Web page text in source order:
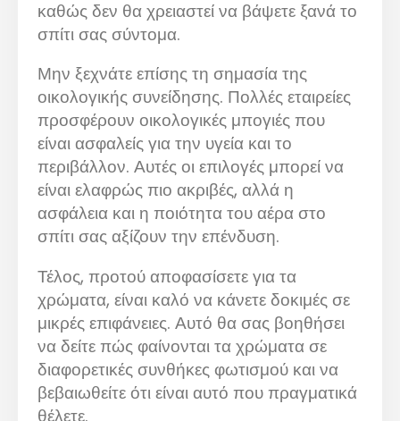
καθώς δεν θα χρειαστεί να βάψετε ξανά το
σπίτι σας σύντομα.
Μην ξεχνάτε επίσης τη σημασία της
οικολογικής συνείδησης. Πολλές εταιρείες
προσφέρουν οικολογικές μπογιές που
είναι ασφαλείς για την υγεία και το
περιβάλλον. Αυτές οι επιλογές μπορεί να
είναι ελαφρώς πιο ακριβές, αλλά η
ασφάλεια και η ποιότητα του αέρα στο
σπίτι σας αξίζουν την επένδυση.
Τέλος, προτού αποφασίσετε για τα
χρώματα, είναι καλό να κάνετε δοκιμές σε
μικρές επιφάνειες. Αυτό θα σας βοηθήσει
να δείτε πώς φαίνονται τα χρώματα σε
διαφορετικές συνθήκες φωτισμού και να
βεβαιωθείτε ότι είναι αυτό που πραγματικά
θέλετε.